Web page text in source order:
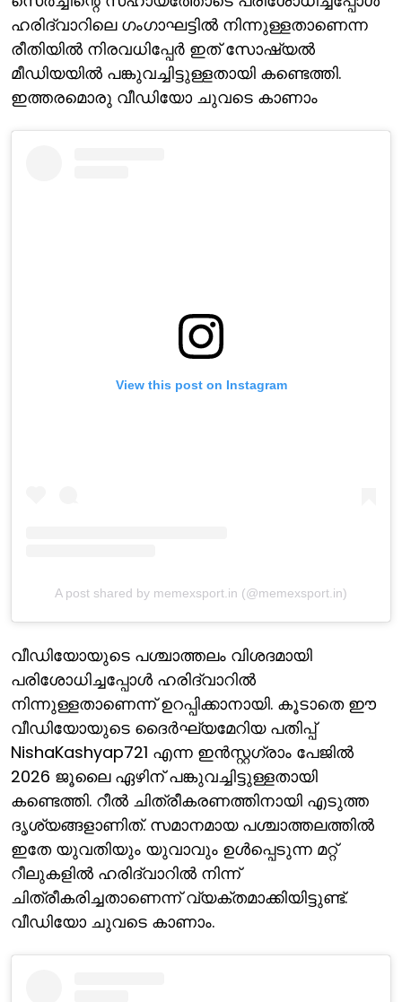
ഹരിദ്വാറിലെ ഗംഗാഘട്ടില്‍ നിന്നുള്ളതാണെന്ന
രീതിയില്‍ നിരവധിപ്പേര്‍ ഇത് സോഷ്യല്‍
മീഡിയയില്‍ പങ്കുവച്ചിട്ടുള്ളതായി കണ്ടെത്തി.
ഇത്തരമൊരു വീഡിയോ ചുവടെ കാണാം
View this post on Instagram
A post shared by memexsport.in (@memexsport.in)
വീഡിയോയുടെ പശ്ചാത്തലം വിശദമായി
പരിശോധിച്ചപ്പോള്‍ ഹരിദ്വാറില്‍
നിന്നുള്ളതാണെന്ന് ഉറപ്പിക്കാനായി. കൂടാതെ ഈ
വീഡിയോയുടെ ദൈര്‍ഘ്യമേറിയ പതിപ്പ്
NishaKashyap721 എന്ന ഇന്‍സ്റ്റഗ്രാം പേജില്‍
2026 ജൂലൈ ഏഴിന് പങ്കുവച്ചിട്ടുള്ളതായി
കണ്ടെത്തി. റീല്‍ ചിത്രീകരണത്തിനായി എടുത്ത
ദൃശ്യങ്ങളാണിത്. സമാനമായ പശ്ചാത്തലത്തില്‍
ഇതേ യുവതിയും യുവാവും ഉള്‍പ്പെടുന്ന മറ്റ്
റീലുകളില്‍ ഹരിദ്വാറില്‍ നിന്ന്
ചിത്രീകരിച്ചതാണെന്ന് വ്യക്തമാക്കിയിട്ടുണ്ട്.
വീഡിയോ ചുവടെ കാണാം.